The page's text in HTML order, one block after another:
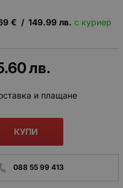
€ / 149.99 лв. с куриер
лв.
и плащане
КУПИ
088 55 99 413